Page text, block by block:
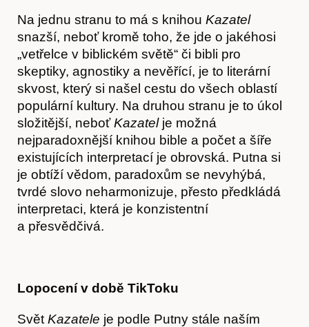
Na jednu stranu to má s knihou Kazatel
snazší, neboť kromě toho, že jde o jakéhosi
„vetřelce v biblickém světě“ či bibli pro
skeptiky, agnostiky a nevěřící, je to literární
skvost, který si našel cestu do všech oblastí
populární kultury. Na druhou stranu je to úkol
složitější, neboťKazatelje možná
nejparadoxnější knihou bible a počet a šíře
existujících interpretací je obrovská. Putna si
je obtíží vědom, paradoxům se nevyhýbá,
tvrdé slovo neharmonizuje, přesto předkládá
interpretaci, která je konzistentní
a přesvědčivá.
Lopocení v době TikToku
Svět Kazatele je podle Putny stále naším